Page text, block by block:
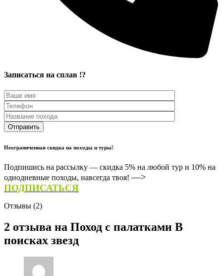
Записаться на сплав !?
Неограниченная скидка на походы и туры!
Подпишись на рассылку — скидка 5% на любой тур и 10% на
однодневные походы, навсегда твоя!—>
ПОДПИСАТЬСЯ
Отзывы (2)
2 отзыва на Поход с палатками В
поисках звезд